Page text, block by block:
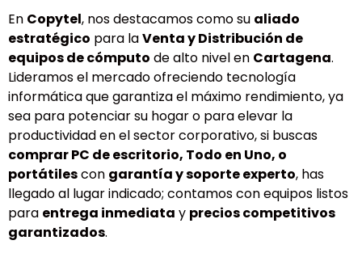
En Copytel, nos destacamos como su aliado
estratégico para laVenta y Distribución de
equipos de cómputo de alto nivel en Cartagena.
Lideramos el mercado ofreciendo tecnología
informática que garantiza el máximo rendimiento, ya
sea para potenciar su hogar o para elevar la
productividad en el sector corporativo, si buscas
comprar PC de escritorio, Todo en Uno, o
portátilescon garantía y soporte experto, has
llegado al lugar indicado; contamos con equipos listos
para entrega inmediata y precios competitivos
garantizados.